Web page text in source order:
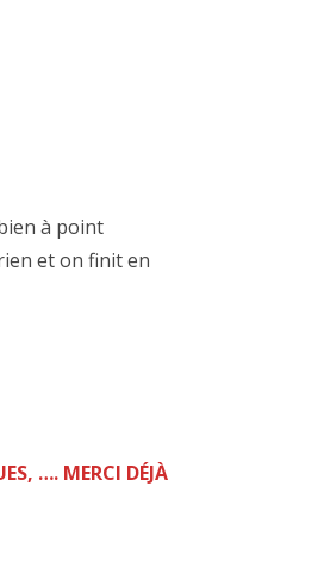
à point
et on finit en
…. MERCI DÉJÀ